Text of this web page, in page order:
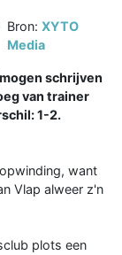
Bron:XYTO
Media
schrijven
van trainer
1-2.
want
Vlap alweer z'n
plots een